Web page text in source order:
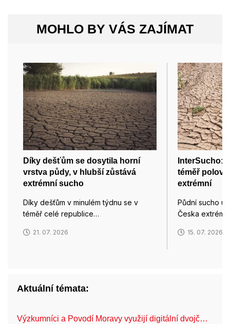
MOHLO BY VÁS ZAJÍMAT
Díky dešťům se dosytila horní
vrstva půdy, v hlubší zůstává
extrémní sucho
Díky dešťům v minulém týdnu se v
téměř celé republice…
21. 07. 2026
InterSucho:
téměř
extrémní
Půdní sucho
Česka
15. 07. 2026
Aktuální témata:
Výzkumníci a Povodí Moravy využijí digitální dvojč…